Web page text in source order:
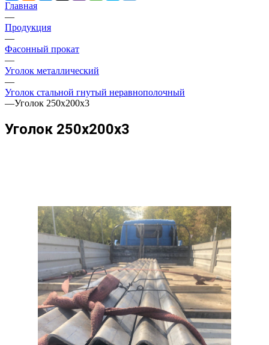
Главная
—
Продукция
—
Фасонный прокат
—
Уголок металлический
—
Уголок стальной гнутый неравнополочный
—Уголок 250х200х3
Уголок 250х200х3